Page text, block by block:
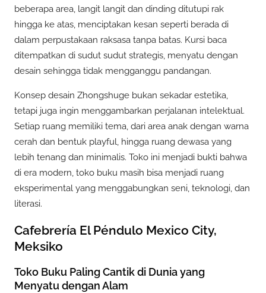
beberapa area, langit langit dan dinding ditutupi rak
hingga ke atas, menciptakan kesan seperti berada di
dalam perpustakaan raksasa tanpa batas. Kursi baca
ditempatkan di sudut sudut strategis, menyatu dengan
desain sehingga tidak mengganggu pandangan.
Konsep desain Zhongshuge bukan sekadar estetika,
tetapi juga ingin menggambarkan perjalanan intelektual.
Setiap ruang memiliki tema, dari area anak dengan warna
cerah dan bentuk playful, hingga ruang dewasa yang
lebih tenang dan minimalis. Toko ini menjadi bukti bahwa
di era modern, toko buku masih bisa menjadi ruang
eksperimental yang menggabungkan seni, teknologi, dan
literasi.
Cafebrería El Péndulo Mexico City,
Meksiko
Toko Buku Paling Cantik di Dunia yang
Menyatu dengan Alam